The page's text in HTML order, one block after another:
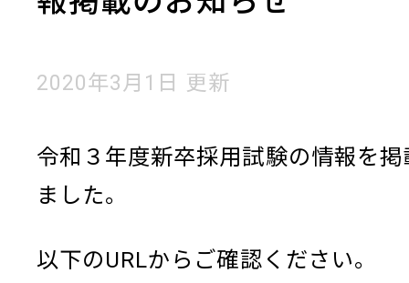
2020年3月1日 更新
令和３年度新卒採用試験の情報を掲
ました。
以下のURLからご確認ください。